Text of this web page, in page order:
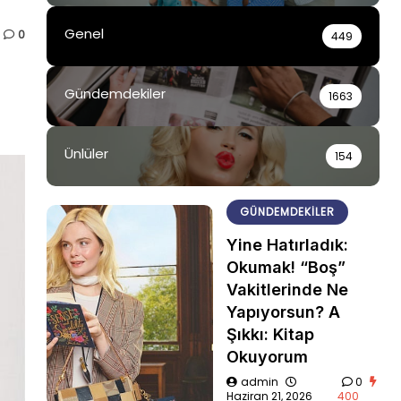
0 Genel 449
Gündemdekiler 1663
Ünlüler 154
GÜNDEMDEKILER
Yine Hatırladık:
Okumak! “Boş”
Vakitlerinde Ne
Yapıyorsun? A
Şıkkı: Kitap
Okuyorum
admin
Haziran 21, 2026
0
400